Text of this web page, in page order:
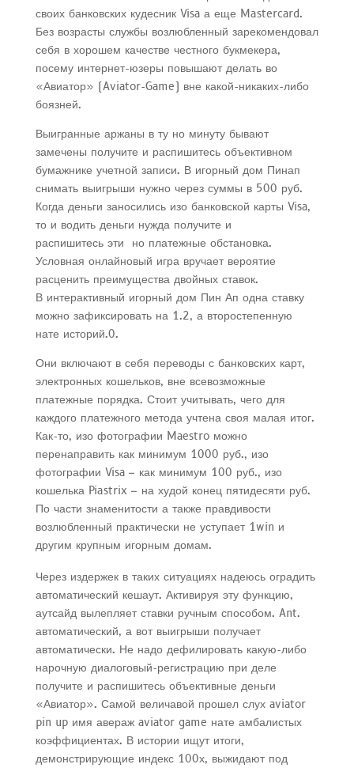
своих банковских кудесник Visa а еще Mastercard.
Без возрасты службы возлюбленный зарекомендовал
себя в хорошем качестве честного букмекера,
посему интернет-юзеры повышают делать во
«Авиатор» (Aviator-Game) вне какой-никаких-либо
боязней.
Выигранные аржаны в ту но минуту бывают
замечены получите и распишитесь объективном
бумажнике учетной записи. В игорный дом Пинап
снимать выигрыши нужно через суммы в 500 руб.
Когда деньги заносились изо банковской карты Visa,
то и водить деньги нужда получите и
распишитесь эти но платежные обстановка.
Условная онлайновый игра вручает вероятие
расценить преимущества двойных ставок.
В интерактивный игорный дом Пин Ап одна ставку
можно зафиксировать на 1.2, а второстепенную
нате историй.0.
Они включают в себя переводы с банковских карт,
электронных кошельков, вне всевозможные
платежные порядка. Стоит учитывать, чего для
каждого платежного метода учтена своя малая итог.
Как-то, изо фотографии Maestro можно
перенаправить как минимум 1000 руб., изо
фотографии Visa – как минимум 100 руб., изо
кошелька Piastrix – на худой конец пятидесяти руб.
По части знаменитости а также правдивости
возлюбленный практически не уступает 1win и
другим крупным игорным домам.
Через издержек в таких ситуациях надеюсь оградить
автоматический кешаут. Активируя эту функцию,
аутсайд вылепляет ставки ручным способом. Ant.
автоматический, а вот выигрыши получает
автоматически. Не надо дефилировать какую-либо
нарочную диалоговый-регистрацию при деле
получите и распишитесь объективные деньги
«Авиатор». Самой величавой прошел слух aviator
pin up имя авераж aviator game нате амбалистых
коэффициентах. В истории ищут итоги,
демонстрирующие индекс 100х, выжидают под